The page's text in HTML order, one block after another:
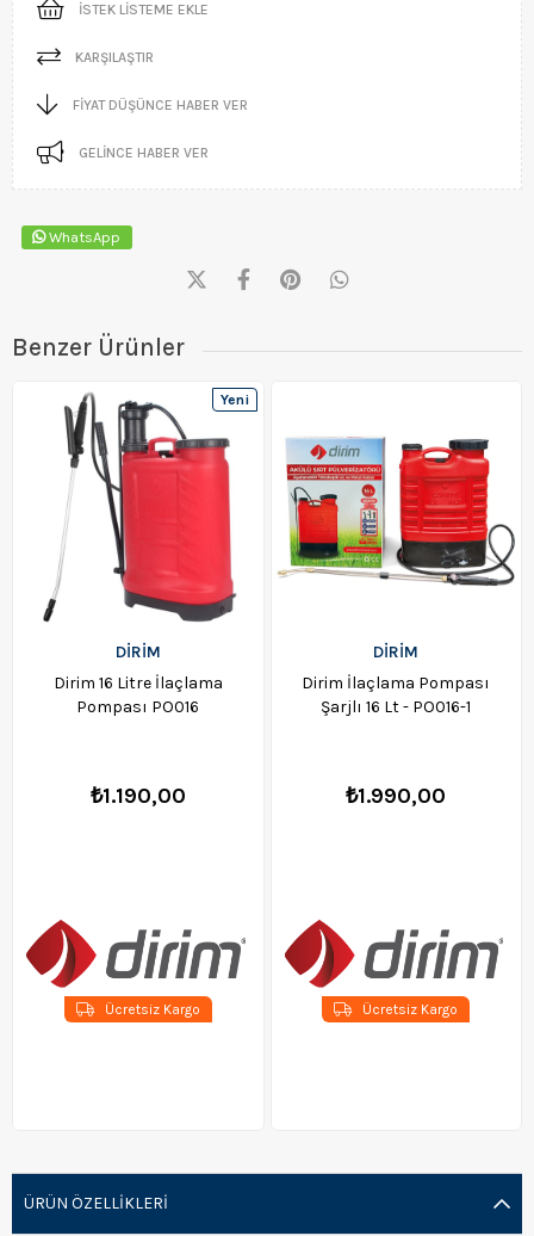
İSTEK LISTEME EKLE
KARŞILAŞTIR
FIYAT DÜŞÜNCE HABER VER
GELINCE HABER VER
WhatsApp
Benzer Ürünler
DİRİM
Dirim 16 Litre İlaçlama
Pompası PO016
₺1.190,00
Ücretsiz Kargo
Yeni
DİRİM
Dirim İlaçlama Pompası
Şarjlı 16 Lt - PO016-1
₺1.990,00
Ücretsiz Kargo
ÜRÜN ÖZELLIKLERI